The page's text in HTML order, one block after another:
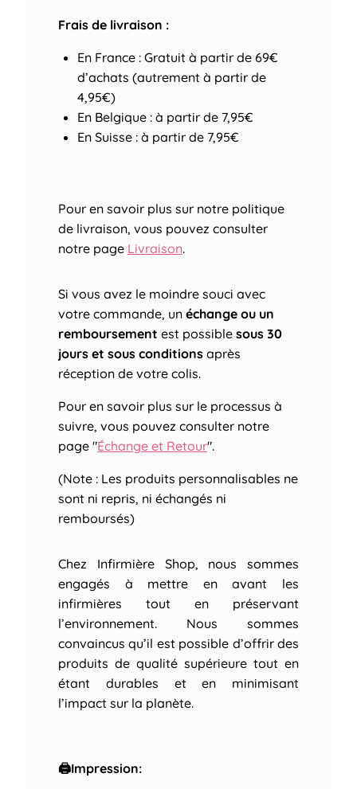
Frais de livraison :
En France : Gratuit à partir de 69€
d’achats (autrement à partir de
4,95€)
En Belgique : à partir de 7,95€
En Suisse : à partir de 7,95€
Pour en savoir plus sur notre politique
de livraison, vous pouvez consulter
notre page Livraison.
Si vous avez le moindre souci avec
votre commande, un échange ou un
remboursement est possible sous 30
jours et sous conditions après
réception de votre colis.
Pour en savoir plus sur le processus à
suivre, vous pouvez consulter notre
page "Échange et Retour".
(Note : Les produits personnalisables ne
sont ni repris, ni échangés ni
remboursés)
Chez Infirmière Shop, nous sommes
engagés à mettre en avant les
infirmières tout en préservant
l’environnement. Nous sommes
convaincus qu’il est possible d’offrir des
produits de qualité supérieure tout en
étant durables et en minimisant
l’impact sur la planète.
🖨Impression: